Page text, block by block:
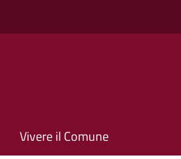
Vivere il Comune